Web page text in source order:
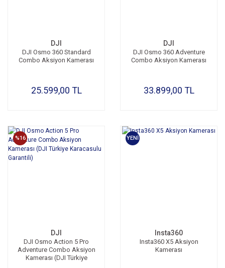
DJI
DJI Osmo 360 Standard
Combo Aksiyon Kamerası
25.599,00 TL
DJI
DJI Osmo 360 Adventure
Combo Aksiyon Kamerası
33.899,00 TL
%16
DJI
DJI Osmo Action 5 Pro
Adventure Combo Aksiyon
Kamerası (DJI Türkiye
YENİ
Insta360
Insta360 X5 Aksiyon
Kamerası